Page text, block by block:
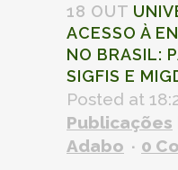
18 OUT
ACESSO À
NO BRASIL:
SIGFIS E
Posted at
Publicações
Adabo
0